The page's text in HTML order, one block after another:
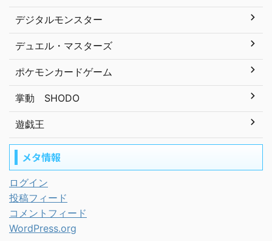
デジタルモンスター
デュエル・マスターズ
ポケモンカードゲーム
掌動 SHODO
遊戯王
メタ情報
ログイン
投稿フィード
コメントフィード
WordPress.org